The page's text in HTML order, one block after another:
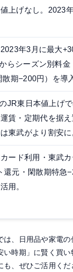
上げなし。2023
年3月に最大
らシーズン別料金
期−200円）を導
JR東日本値上げ
賃・定期代を据
東武がより割安に
ード利用・東武
還元・閑散期特急
用。
は、日用品や家電
時期」に賢く買い
、ぜひご活用くだ